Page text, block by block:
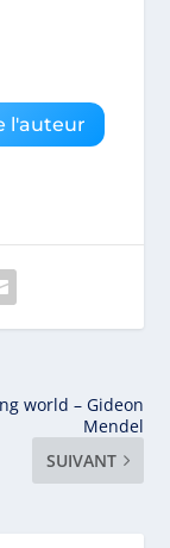
l'auteur
world – Gideon
Mendel
SUIVANT